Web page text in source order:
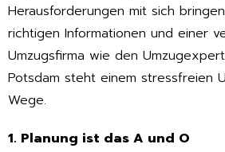
Herausforderungen mit sich
richtigen Informationen und einer
Umzugsfirma wie den
Potsdam steht einem stressfreien
Wege.
1. Planung ist das A und O